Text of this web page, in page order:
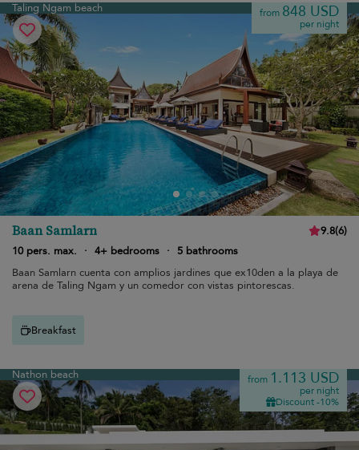
Taling Ngam beach from 848 USD
per night
Baan Samlarn 9.8(6)
10 pers. max.
· 4+ bedrooms ·
5 bathrooms
Baan Samlarn cuenta con amplios jardines que ex10den a la playa de
arena de Taling Ngam y un comedor con vistas pintorescas.
Breakfast
Nathon beach from 1.113 USD
per night
Discount -10%